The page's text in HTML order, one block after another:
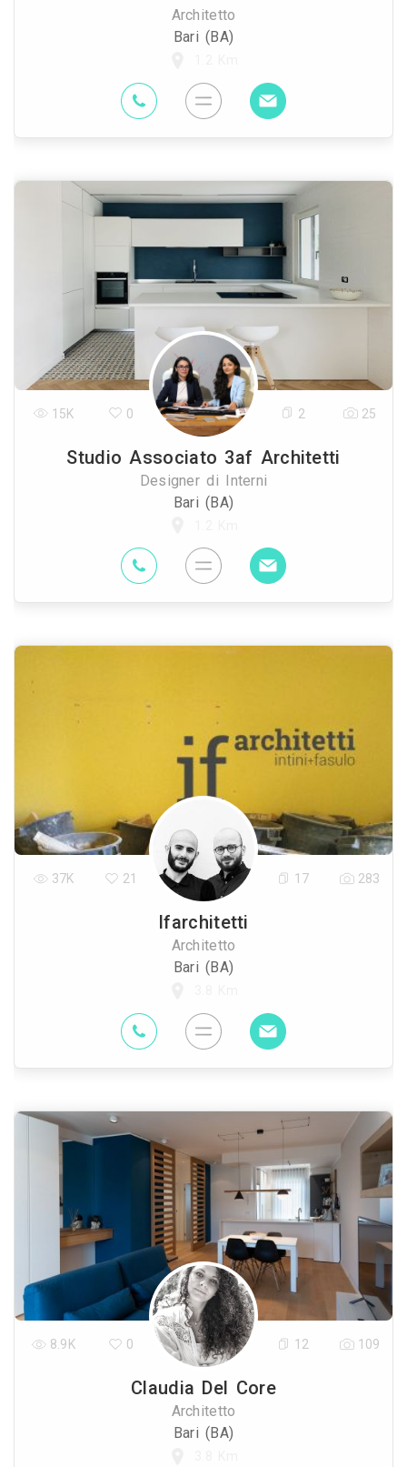
Architetto
Bari (BA)
Studio Associato 3af Architetti
Designer di Interni
Bari (BA)
15K 0 2 25
Ifarchitetti
Architetto
Bari (BA)
37K 21 17 283
Claudia Del Core
Architetto
Bari (BA)
8.9K 0 12 109